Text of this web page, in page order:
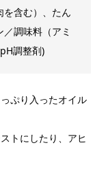
を含む）、たん
調味料（アミ
調整剤)
ぷり入ったオイル
トにしたり、アヒ